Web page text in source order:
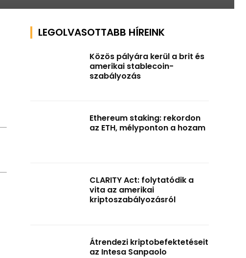
LEGOLVASOTTABB HÍREINK
Közös pályára kerül a brit és
amerikai stablecoin-
szabályozás
Ethereum staking: rekordon
az ETH, mélyponton a hozam
CLARITY Act: folytatódik a
vita az amerikai
kriptoszabályozásról
Átrendezi kriptobefektetéseit
az Intesa Sanpaolo